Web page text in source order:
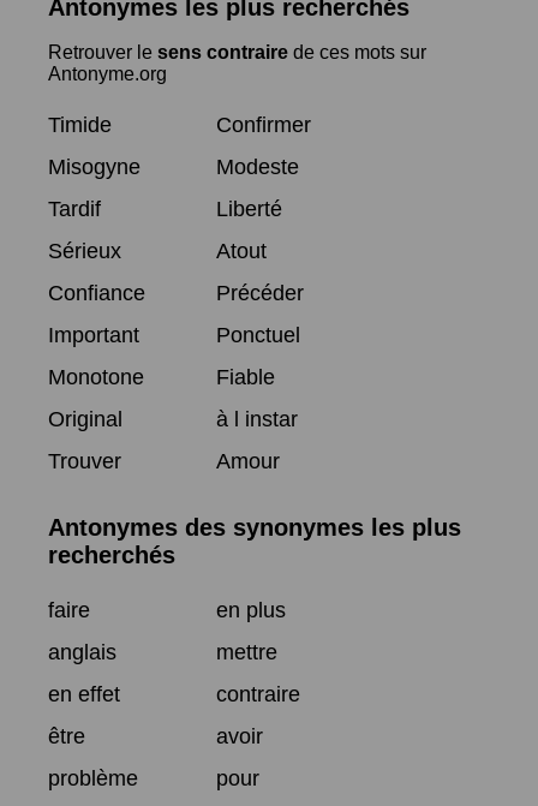
Antonymes les plus recherchés
Retrouver le sens contraire de ces mots sur
Antonyme.org
Timide
Confirmer
Misogyne
Modeste
Tardif
Liberté
Sérieux
Atout
Confiance
Précéder
Important
Ponctuel
Monotone
Fiable
Original
à l instar
Trouver
Amour
Antonymes des synonymes les plus
recherchés
faire
en plus
anglais
mettre
en effet
contraire
être
avoir
problème
pour